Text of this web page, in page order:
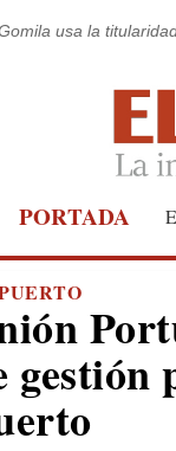
usa la
PORTADA
gestión